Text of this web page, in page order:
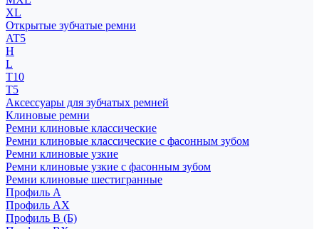
XL
Открытые зубчатые ремни
AT5
H
L
T10
T5
Аксессуары для зубчатых ремней
Клиновые ремни
Ремни клиновые классические
Ремни клиновые классические с фасонным зубом
Ремни клиновые узкие
Ремни клиновые узкие с фасонным зубом
Ремни клиновые шестигранные
Профиль A
Профиль AX
Профиль B (Б)